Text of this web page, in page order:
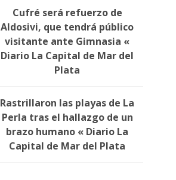
Cufré será refuerzo de
Aldosivi, que tendrá público
visitante ante Gimnasia «
Diario La Capital de Mar del
Plata
Rastrillaron las playas de La
Perla tras el hallazgo de un
brazo humano « Diario La
Capital de Mar del Plata